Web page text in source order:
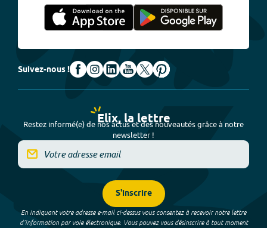
Suivez-nous !
Elix, la lettre
Restez informé(e) de nos actus et des nouveautés grâce à notre
newsletter !
S'inscrire
En indiquant votre adresse e-mail ci-dessus vous consentez à recevoir notre lettre
d’information par voie électronique. Vous pouvez vous désinscrire à tout moment